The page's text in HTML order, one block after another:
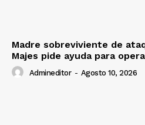
Madre sobreviviente de
Majes pide ayuda para
Admineditor - Agosto 10, 2026